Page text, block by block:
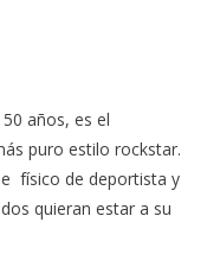
años, es el
puro estilo rockstar.
físico de deportista y
quieran estar a su